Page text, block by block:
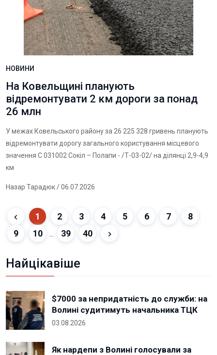
НОВИНИ
На Ковельщині планують
відремонтувати 2 км дороги за понад
26 млн
У межах Ковельського району за 26 225 328 гривень планують
відремонтувати дорогу загального користування місцевого
значення С 031002 Сокіл – Полапи - /Т-03-02/ на ділянці 2,9-4,9
км
Назар Тарадюк/ 06.07.2026
1 2 3 4 5 6 7
8
9
10 ... 39 40
Найцікавіше
$7000 за непридатність до служби: на
Волині судитимуть начальника ТЦК
03.08.2026
Як нардепи з Волині голосували за